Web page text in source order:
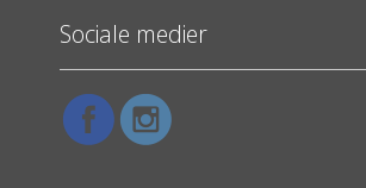
Sociale medier